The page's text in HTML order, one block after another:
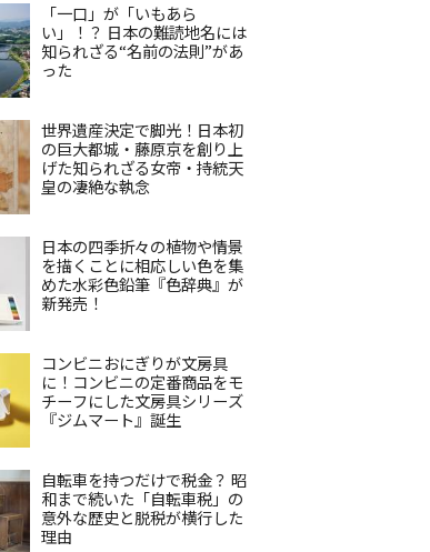
「一口」が「いもあら
い」！？ 日本の難読地名には
知られざる“名前の法則”があ
った
世界遺産決定で脚光！日本初
の巨大都城・藤原京を創り上
げた知られざる女帝・持統天
皇の凄絶な執念
日本の四季折々の植物や情景
を描くことに相応しい色を集
めた水彩色鉛筆『色辞典』が
新発売！
コンビニおにぎりが文房具
に！コンビニの定番商品をモ
チーフにした文房具シリーズ
『ジムマート』誕生
自転車を持つだけで税金？ 昭
和まで続いた「自転車税」の
意外な歴史と脱税が横行した
理由